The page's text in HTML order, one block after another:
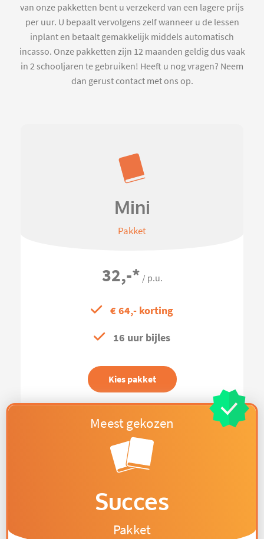
van onze pakketten bent u verzekerd van een lagere prijs
per uur. U bepaalt vervolgens zelf wanneer u de lessen
inplant en betaalt gemakkelijk middels automatisch
incasso. Onze pakketten zijn 12 maanden geldig dus vaak
in 2 schooljaren te gebruiken! Heeft u nog vragen? Neem
dan gerust contact met ons op.
Mini
Pakket
32,-* / p.u.
€ 64,- korting
16 uur bijles
Kies pakket
Succes
Pakket